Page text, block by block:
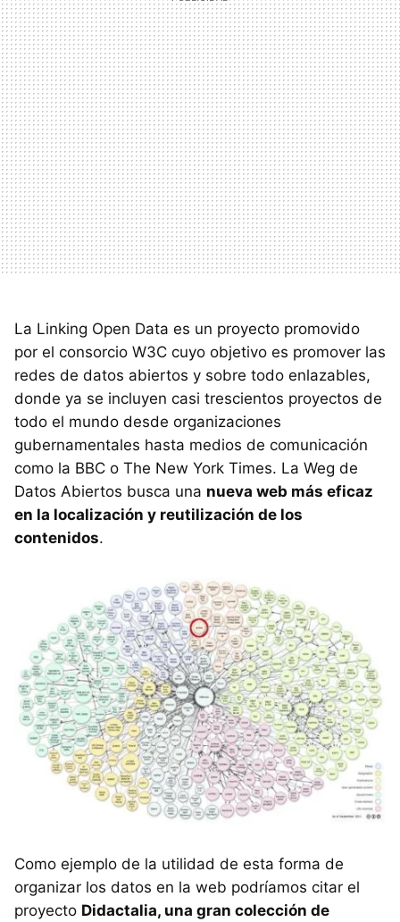
La Linking Open Data es un proyecto promovido
por el consorcio W3C cuyo objetivo es promover las
redes de datos abiertos y sobre todo enlazables,
donde ya se incluyen casi trescientos proyectos de
todo el mundo desde organizaciones
gubernamentales hasta medios de comunicación
como la BBC o The New York Times. La Weg de
Datos Abiertos busca una nueva web más eficaz
en la localización y reutilización de los
contenidos.
Como ejemplo de la utilidad de esta forma de
organizar los datos en la web podríamos citar el
proyecto Didactalia, una gran colección de